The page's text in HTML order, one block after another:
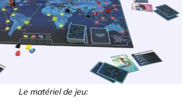
Le matériel de jeu: